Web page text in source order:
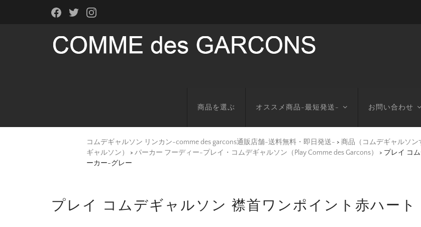
商品を選ぶ オススメ商品-最短発送- お問い合わせ
コムデギャルソン リンカン-comme des garcons通販店舗-送料無料・即日発送- > 商品（コムデギャルソン
ギャルソン）
> パーカー フーディー-プレイ・コムデギャルソン（Play Comme des Garcons） > プレイ コ
ーカー-グレー
プレイ コムデギャルソン 襟首ワンポイント赤ハー